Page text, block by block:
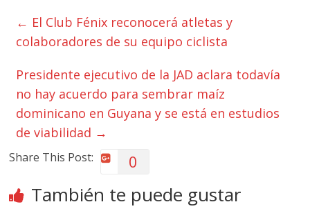
← El Club Fénix reconocerá atletas y
colaboradores de su equipo ciclista
Presidente ejecutivo de la JAD aclara todavía
no hay acuerdo para sembrar maíz
dominicano en Guyana y se está en estudios
de viabilidad →
Share This Post: 0
También te puede gustar